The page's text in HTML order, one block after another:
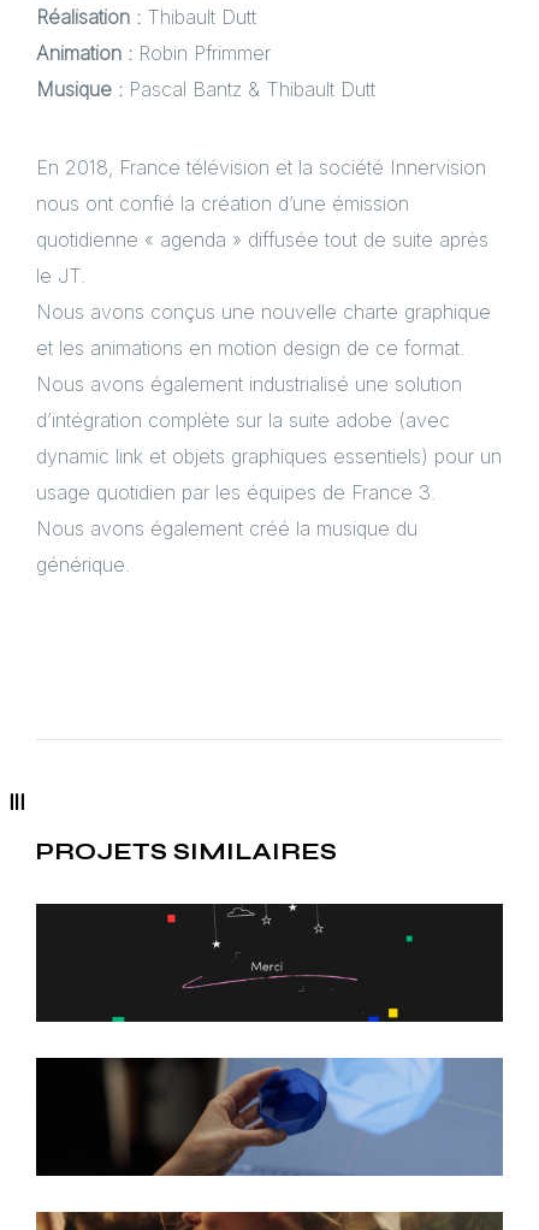
Réalisation : Thibault Dutt
Animation : Robin Pfrimmer
Musique : Pascal Bantz & Thibault Dutt
En 2018, France télévision et la société Innervision
nous ont confié la création d’une émission
quotidienne « agenda » diffusée tout de suite après
le JT.
Nous avons conçus une nouvelle charte graphique
et les animations en motion design de ce format.
Nous avons également industrialisé une solution
d’intégration complète sur la suite adobe (avec
dynamic link et objets graphiques essentiels) pour un
usage quotidien par les équipes de France 3.
Nous avons également créé la musique du
générique.
PROJETS SIMILAIRES